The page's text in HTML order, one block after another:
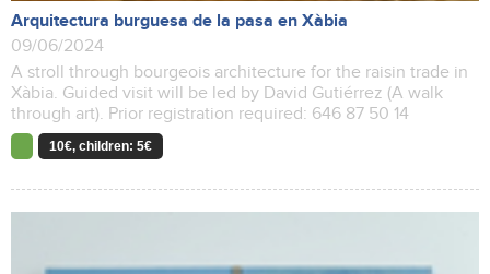
Arquitectura burguesa de la pasa en Xàbia
09/06/2024
A stroll through bourgeois architecture for the raisin trade in
Xàbia. Guided visit will be led by David Gutiérrez (A walk
through art). Prior registration required: 646 87 50 14
10€, children: 5€